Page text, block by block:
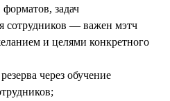
задач
сотрудников — важен мэтч
и целями конкретного
через обучение